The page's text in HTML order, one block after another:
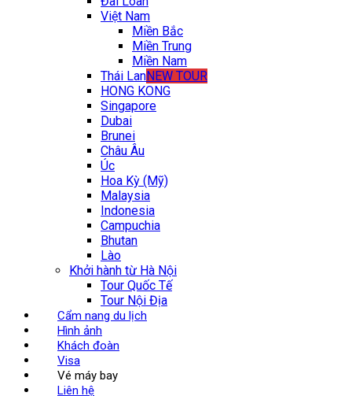
Việt Nam
Miền Bắc
Miền Trung
Miền Nam
Thái LanNEW TOUR
HONG KONG
Singapore
Dubai
Brunei
Châu Âu
Úc
Hoa Kỳ (Mỹ)
Malaysia
Indonesia
Campuchia
Bhutan
Lào
Khởi hành từ Hà Nội
Tour Quốc Tế
Tour Nội Địa
Cẩm nang du lịch
Hình ảnh
Khách đoàn
Visa
Vé máy bay
Liên hệ